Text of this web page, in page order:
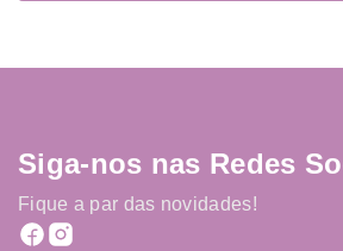
Siga-nos nas Redes
Fique a par das novidades!